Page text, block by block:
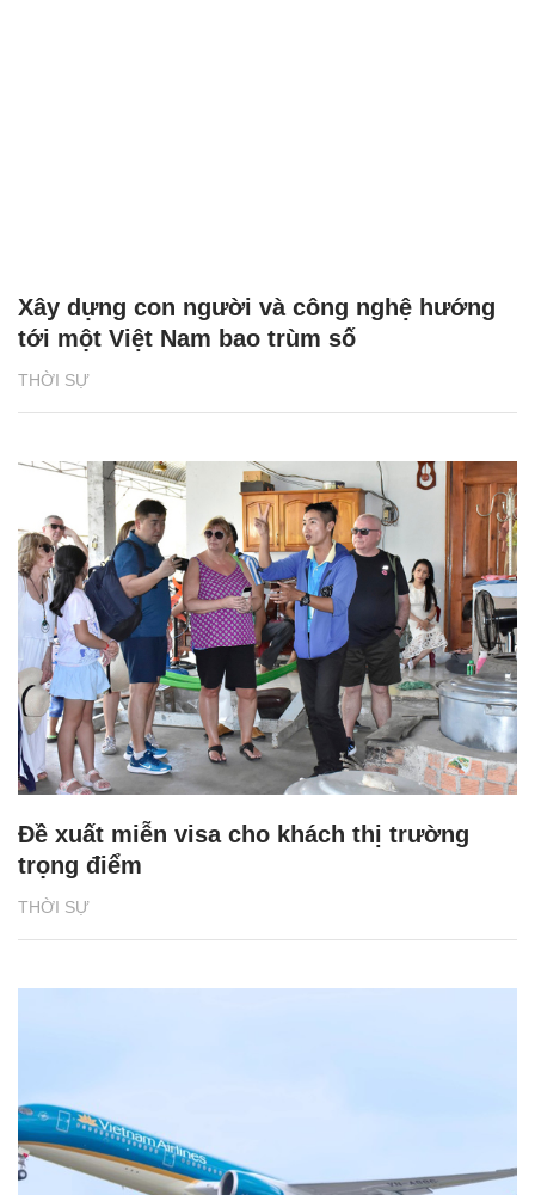
THỜI SỰ
Xây dựng con người và công nghệ hướng
tới một Việt Nam bao trùm số
THỜI SỰ
Đề xuất miễn visa cho khách thị trường
trọng điểm